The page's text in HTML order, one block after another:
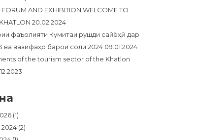
AND EXHIBITION WELCOME TO
20.02.2024
фаъолияти Кумитаи рушди сайёҳӣ дар
ва вазифаҳо барои соли 2024 09.01.2024
of the tourism sector of the Khatlon
(1)
(2)